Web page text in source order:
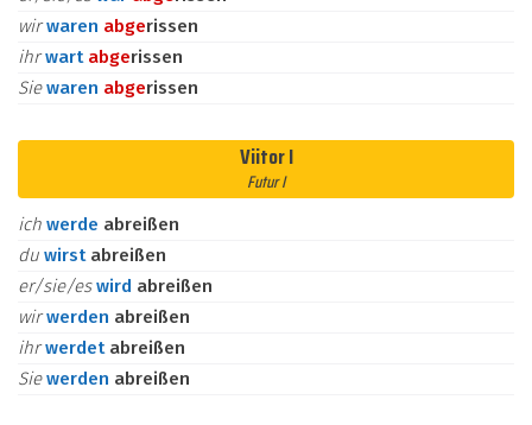
wirwaren abgerissen
ihrwart abgerissen
Siewaren abgerissen
Viitor I
Futur I
ich werde abreißen
du wirst abreißen
er/sie/eswird abreißen
wirwerden abreißen
ihrwerdet abreißen
Siewerden abreißen